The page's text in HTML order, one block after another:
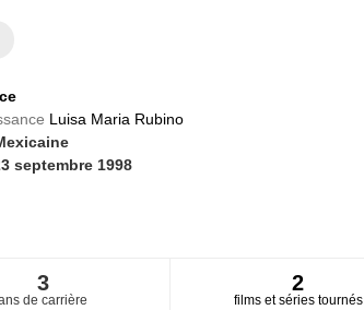
Luisa Maria Rubino
septembre 1998
3
de carrière
2
films et séries tournés